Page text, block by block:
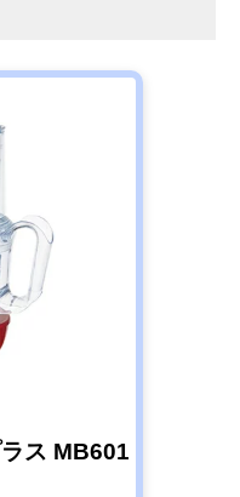
ス MB601